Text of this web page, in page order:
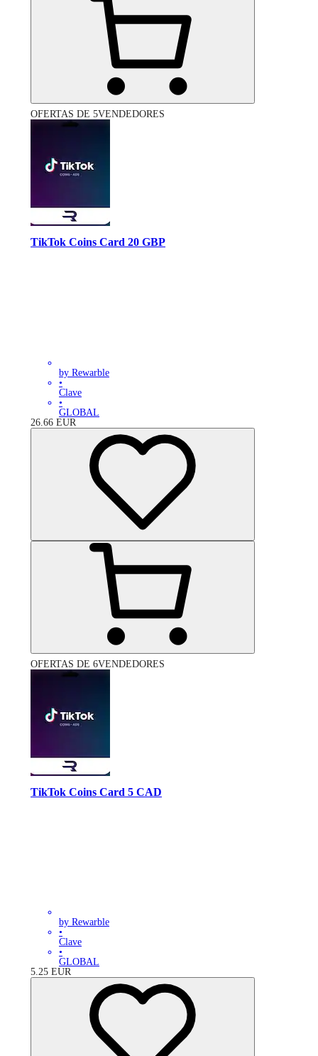
OFERTAS DE 5VENDEDORES
TikTok Coins Card 20 GBP
by Rewarble
•
Clave
•
GLOBAL
26.66 EUR
OFERTAS DE 6VENDEDORES
TikTok Coins Card 5 CAD
by Rewarble
•
Clave
•
GLOBAL
5.25 EUR